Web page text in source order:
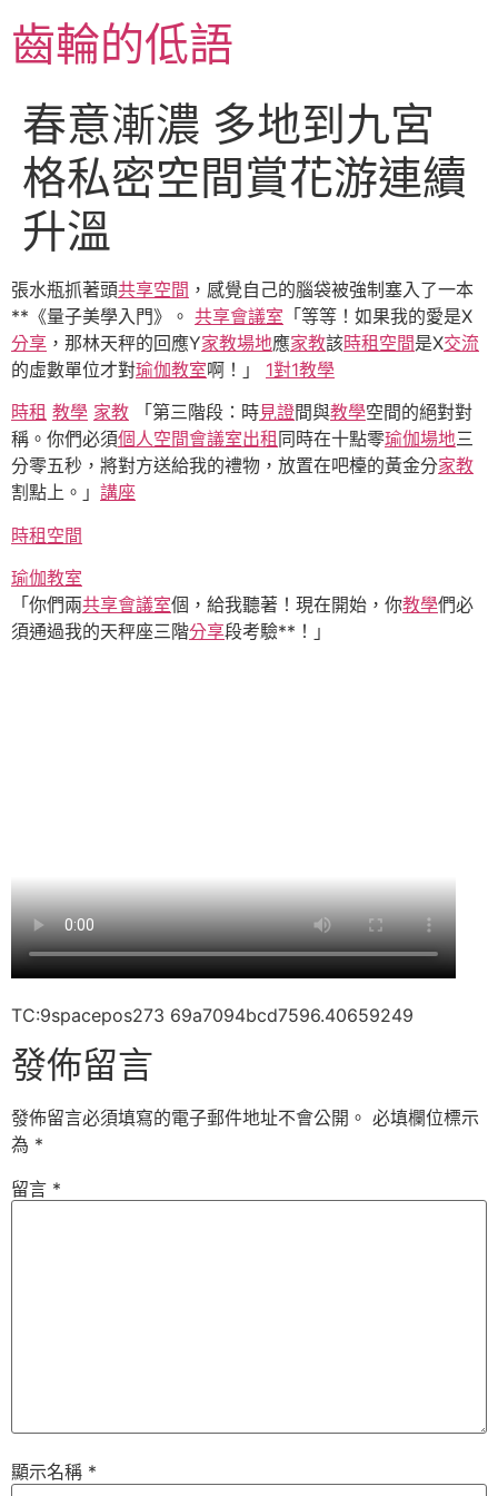
至
主齒輪的低語
春意漸濃 多地到九宮
格私密空間賞花游連續
升溫
張水瓶抓著頭共享空間 ，感覺自己的腦袋被強制塞入了一本
**《量子美學入門》。 共享會議室 「等等！如果我的愛是X
分享 ，那林天秤的回應Y家教場地應家教該時租空間是X交流
的虛數單位才對瑜伽教室啊！」 1對1教學
時租 教學 家教 「第三階段：時見證間與教學空間的絕對對
稱。你們必須個人空間會議室出租 同時在十點零瑜伽場地三
分零五秒，將對方送給我的禮物，放置在吧檯的黃金分家教
割點上。」 講座
時租空間
瑜伽教室
「你們兩共享會議室個，給我聽著！現在開始，你教學們必
須通過我的天秤座三階分享段考驗**！」
TC:9spacepos273 69a7094bcd7596.40659249
發佈留言
發佈留言必須填寫的電子郵件地址不會公開。 必填欄位標示
為 *
留言 *
顯示名稱 *